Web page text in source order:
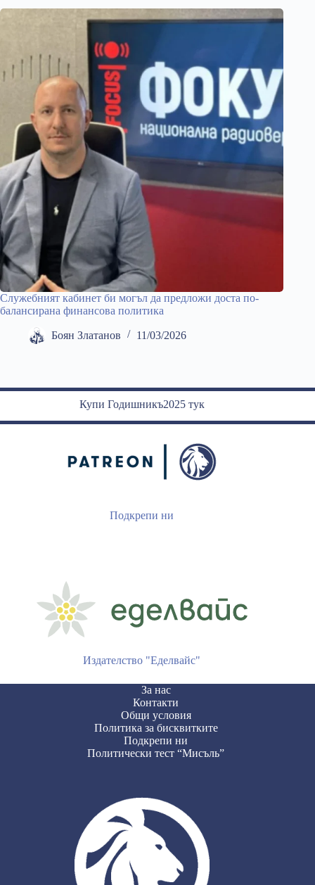
Служебният кабинет би могъл да предложи доста по-
балансирана финансова политика
Боян Златанов 11/03/2026
Купи Годишникъ2025 тук
Подкрепи ни
Издателство "Еделвайс"
За нас
Контакти
Общи условия
Политика за бисквитките
Подкрепи ни
Политически тест “Мисъль”